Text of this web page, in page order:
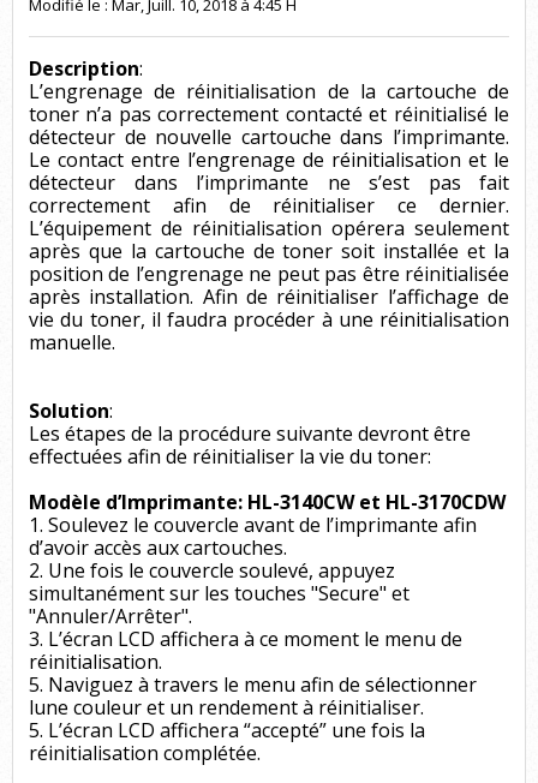
Modifié le : Mar, Juill. 10, 2018 à 4:45 H
Description:
L’engrenage de réinitialisation de la cartouche de
toner n’a pas correctement contacté et réinitialisé le
détecteur de nouvelle cartouche dans l’imprimante.
Le contact entre l’engrenage de réinitialisation et le
détecteur dans l’imprimante ne s’est pas fait
correctement afin de réinitialiser ce dernier.
L’équipement de réinitialisation opérera seulement
après que la cartouche de toner soit installée et la
position de l’engrenage ne peut pas être réinitialisée
après installation. Afin de réinitialiser l’affichage de
vie du toner, il faudra procéder à une réinitialisation
manuelle.
Solution:
Les étapes de la procédure suivante devront être
effectuées afin de réinitialiser la vie du toner:
Modèle d’Imprimante: HL-3140CW et HL-3170CDW
1. Soulevez le couvercle avant de l’imprimante afin
d’avoir accès aux cartouches.
2. Une fois le couvercle soulevé, appuyez
simultanément sur les touches "Secure" et
"Annuler/Arrêter".
3. L’écran LCD affichera à ce moment le menu de
réinitialisation.
5. Naviguez à travers le menu afin de sélectionner
lune couleur et un rendement à réinitialiser.
5. L’écran LCD affichera “accepté” une fois la
réinitialisation complétée.